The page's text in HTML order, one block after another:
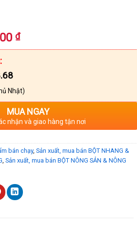
₫.
₫Giá
hiện
125,000 ₫.
Nhật)
MUA NGAY
nhận và giao hàng tận nơi
bán chạy, Sản xuất, mua bán BỘT NHANG &
, Sản xuất, mua bán BỘT NÔNG SẢN & NÔNG